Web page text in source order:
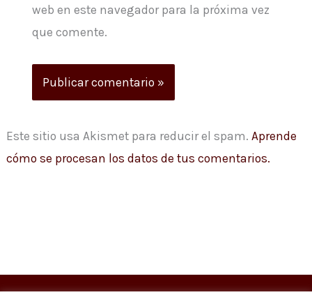
web en este navegador para la próxima vez
que comente.
Este sitio usa Akismet para reducir el spam. Aprende
cómo se procesan los datos de tus comentarios.